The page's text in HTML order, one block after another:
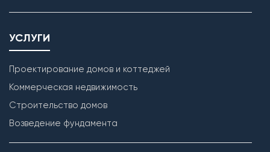
УСЛУГИ
Проектирование домов и коттеджей
Коммерческая недвижимость
Строительство домов
Возведение фундамента